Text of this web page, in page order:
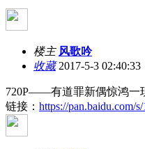
楼主 风歌吟
收藏2017-5-3 02:40:33
720P——有道罪新偶惊鸿一
链接： https://pan.baidu.com/